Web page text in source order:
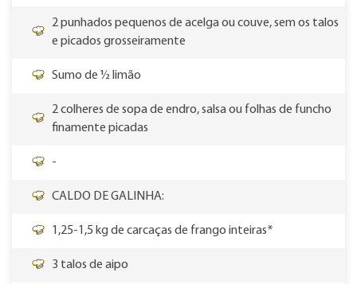
2 punhados pequenos de acelga ou couve, sem os talos
e picados grosseiramente
Sumo de ½ limão
2 colheres de sopa de endro, salsa ou folhas de funcho
finamente picadas
-
CALDO DE GALINHA:
1,25-1,5 kg de carcaças de frango inteiras*
3 talos de aipo